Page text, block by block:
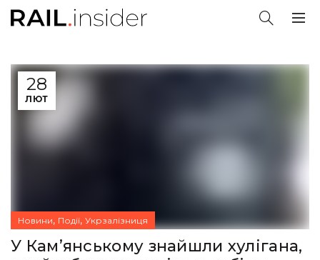
28
ЛЮТ
Новини, Події, Укрзалізниця
У Кам’янському знайшли хулігана,